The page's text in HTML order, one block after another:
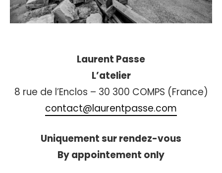
Laurent Passe
L’atelier
8 rue de l’Enclos – 30 300 COMPS (France)
contact@laurentpasse.com
Uniquement sur rendez-vous
By appointement only